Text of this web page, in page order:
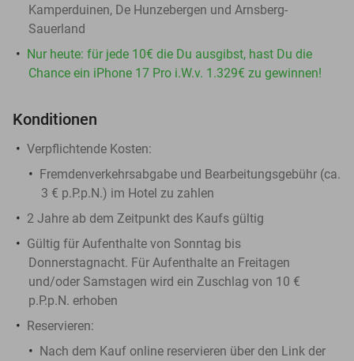
Kamperduinen, De Hunzebergen und Arnsberg-
Sauerland
Nur heute: für jede 10€ die Du ausgibst, hast Du die
Chance ein iPhone 17 Pro i.W.v. 1.329€ zu gewinnen!
Konditionen
​Verpflichtende Kosten:
Fremdenverkehrsabgabe und Bearbeitungsgebühr (ca.
3 € p.P.p.N.) im Hotel zu zahlen
2 Jahre ab dem Zeitpunkt des Kaufs gültig
Gültig für Aufenthalte von Sonntag bis
Donnerstagnacht. Für Aufenthalte an Freitagen
und/oder Samstagen wird ein Zuschlag von 10 €
p.P.p.N. erhoben
Reservieren:
Nach dem Kauf online reservieren über den Link der